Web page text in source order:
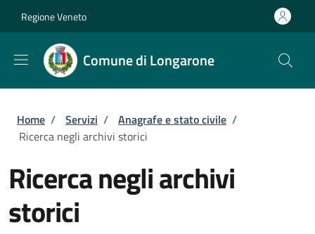
Regione Veneto
Comune di Longarone
Briciole di pane
Home / Servizi / Anagrafe e stato civile /
Ricerca negli archivi storici
Ricerca negli archivi
storici